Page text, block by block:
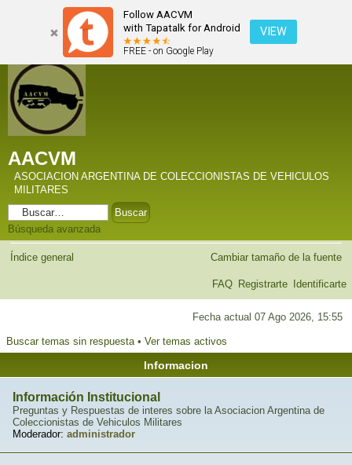
Follow AACVM
with Tapatalk for Android
FREE - on Google Play
VIEW
AACVM
ASOCIACION ARGENTINA DE COLECCIONISTAS DE VEHICULOS
MILITARES
Búsqueda avanzada
Índice general Cambiar tamaño de la fuente
FAQ Registrarte Identificarte
Fecha actual 07 Ago 2026, 15:55
Buscar temas sin respuesta • Ver temas activos
Informacion
Información Institucional
Preguntas y Respuestas de interes sobre la Asociacion Argentina de
Coleccionistas de Vehiculos Militares
Moderador: administrador